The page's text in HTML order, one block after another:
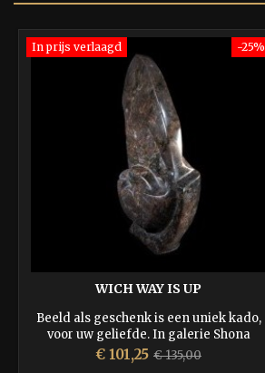
-25%
In prijs verlaagd
WICH WAY IS UP
Beeld als geschenk is een uniek kado,
voor uw geliefde. In galerie Shona
Stoneart vindt u een gevarieerde
collectie van ca. 300 beelden uit
Prijs
€ 101,25 Normale
€ 135,00